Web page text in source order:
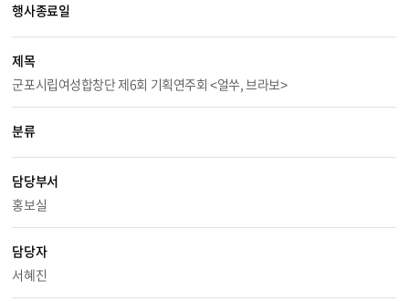
행사종료일
제목
군포시립여성합창단 제6회 기획연주회 <얼쑤, 브라보>
분류
담당부서
홍보실
담당자
서혜진